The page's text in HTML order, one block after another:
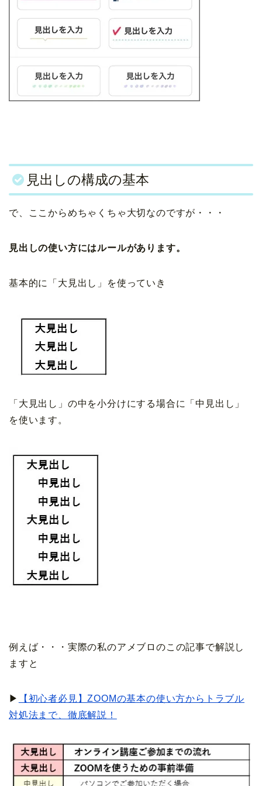
見出しの構成の基本
で、ここからめちゃくちゃ大切なのですが・・・
見出しの使い方にはルールがあります。
基本的に「大見出し」を使っていき
「大見出し」の中を小分けにする場合に「中見出し」
を使います。
例えば・・・実際の私のアメブロのこの記事で解説し
ますと
▶
【初心者必見】ZOOMの基本の使い方からトラブル
対処法まで、徹底解説！